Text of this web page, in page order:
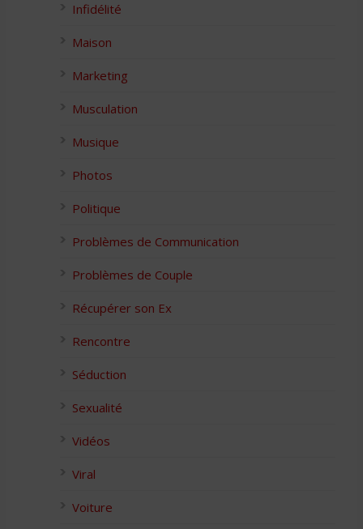
Infidélité
Maison
Marketing
Musculation
Musique
Photos
Politique
Problèmes de Communication
Problèmes de Couple
Récupérer son Ex
Rencontre
Séduction
Sexualité
Vidéos
Viral
Voiture